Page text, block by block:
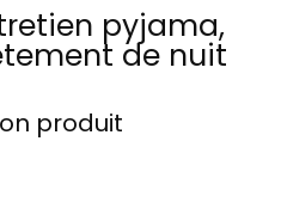
pyjama,
de nuit
produit